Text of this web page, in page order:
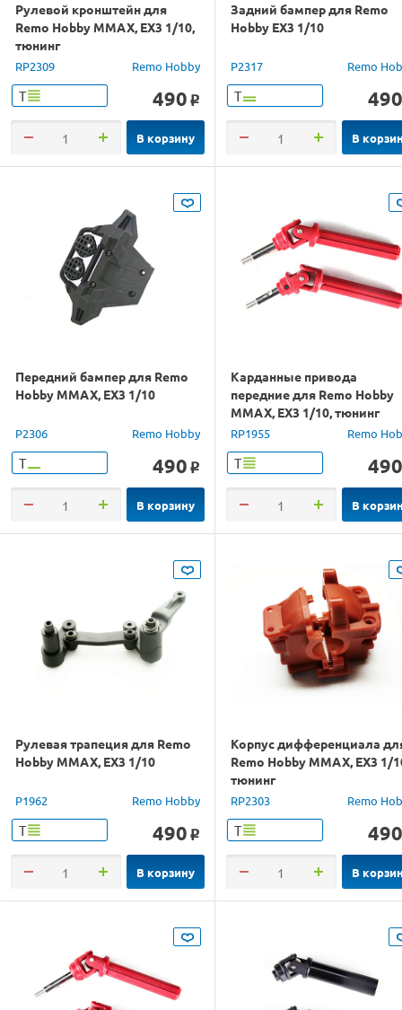
Рулевой кронштейн для
Remo Hobby MMAX, EX3 1/10,
тюнинг
RP2309 Remo Hobby
Т 490 o
В корзину
Задний бампер для Remo
Hobby EX3 1/10
P2317 Remo
Т 490
В
Передний бампер для Remo
Hobby MMAX, EX3 1/10
P2306 Remo Hobby
Т 490 o
В корзину
Карданные привода
передние для Remo Hobby
MMAX, EX3 1/10, тюнинг
RP1955 Remo
Т 490
В
Рулевая трапеция для Remo
Hobby MMAX, EX3 1/10
P1962 Remo Hobby
Т 490 o
В корзину
Корпус дифференциала
Remo Hobby MMAX, EX3 1/
тюнинг
RP2303 Remo
Т 490
В